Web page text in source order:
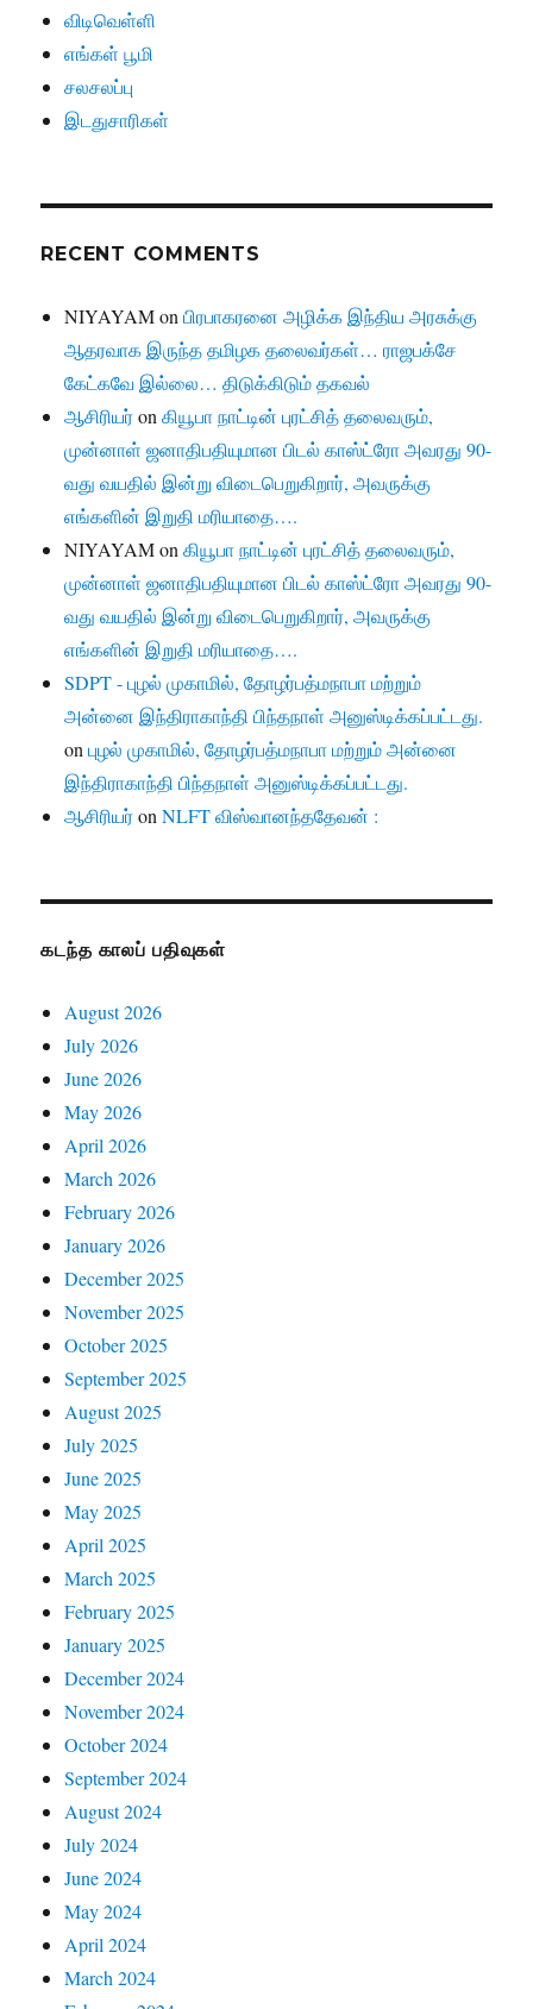
விடிவெள்ளி
எங்கள் பூமி
சலசலப்பு
இடதுசாரிகள்
RECENT COMMENTS
NIYAYAMonபிரபாகரனை அழிக்க இந்திய அரசுக்கு
ஆதரவாக இருந்த தமிழக தலைவர்கள்… ராஜபக்சே
கேட்கவே இல்லை… திடுக்கிடும் தகவல்
ஆசிரியர்onகியூபா நாட்டின் புரட்சித் தலைவரும்,
முன்னாள் ஜனாதிபதியுமான பிடல் காஸ்ட்ரோ அவரது 90-
வது வயதில் இன்று விடைபெறுகிறார், அவருக்கு
எங்களின் இறுதி மரியாதை….
NIYAYAMonகியூபா நாட்டின் புரட்சித் தலைவரும்,
முன்னாள் ஜனாதிபதியுமான பிடல் காஸ்ட்ரோ அவரது 90-
வது வயதில் இன்று விடைபெறுகிறார், அவருக்கு
எங்களின் இறுதி மரியாதை….
SDPT - புழல் முகாமில், தோழர்பத்மநாபா மற்றும்
அன்னை இந்திராகாந்தி பிந்தநாள் அனுஸ்டிக்கப்பட்டது.
onபுழல் முகாமில், தோழர்பத்மநாபா மற்றும் அன்னை
இந்திராகாந்தி பிந்தநாள் அனுஸ்டிக்கப்பட்டது.
ஆசிரியர்onNLFT விஸ்வானந்ததேவன் :
கடந்த காலப் பதிவுகள்
August 2026
July 2026
June 2026
May 2026
April 2026
March 2026
February 2026
January 2026
December 2025
November 2025
October 2025
September 2025
August 2025
July 2025
June 2025
May 2025
April 2025
March 2025
February 2025
January 2025
December 2024
November 2024
October 2024
September 2024
August 2024
July 2024
June 2024
May 2024
April 2024
March 2024